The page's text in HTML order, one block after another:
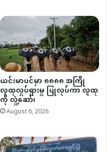
ယင်းမာပင်မှာ ၈၈၈၈ အကြို
လူထုလှုပ်ရှားမှု ပြုလုပ်ကာ လူထု
ကို လှုံ့ဆော်၊
August 6, 2026